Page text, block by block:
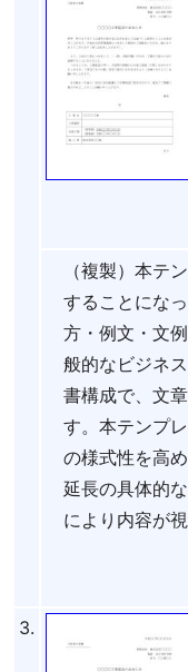
（複製）本テ
することにな
方・例文・文
般的なビジネ
書構成で、文
す。本テンプ
の様式性を高
延長の具体的
により内容が
3.